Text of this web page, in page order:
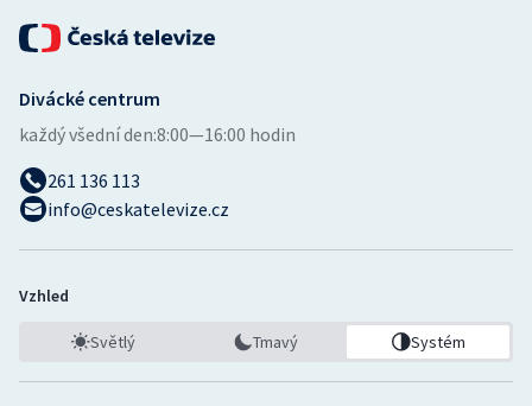
Ostatní
Divácké centrum
každý všední den:8:00—16:00 hodin
261 136 113
info@ceskatelevize.cz
Vzhled
Světlý Tmavý Systém